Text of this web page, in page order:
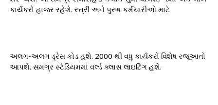
કાર્યકરો હાજર રહેશે. સ્ત્રી અને પુરુષ કર્મચારીઓ માટે
અલગ-અલગ ડ્રેસ કોડ હશે. 2000 થી વધુ કાર્યકરો વિશેષ રજૂઆતો
આપશે. સમગ્ર સ્ટેડિયમમાં વર્લ્ડ ક્લાસ લાઇટિંગ હશે.